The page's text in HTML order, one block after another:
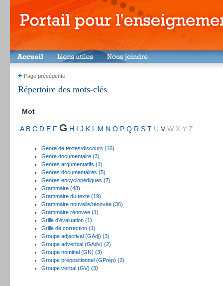
Page précédente
Répertoire des mots-clés
Mot
A B C D E F G H I J K L M N O P Q R S T U V W X Y Z
Genre de textes/discours (16)
Genre documentaire (3)
Genres argumentatifs (1)
Genres documentaires (5)
Genres encyclopédiques (7)
Grammaire (48)
Grammaire du texte (19)
Grammaire nouvelle/rénovée (36)
Grammaire rénovée (1)
Grille d'évaluation (1)
Grille de correction (1)
Groupe adjectival (GAdj) (3)
Groupe adverbial (GAdv) (2)
Groupe nominal (GN) (3)
Groupe prépositionnel (GPrép) (2)
Groupe verbal (GV) (3)